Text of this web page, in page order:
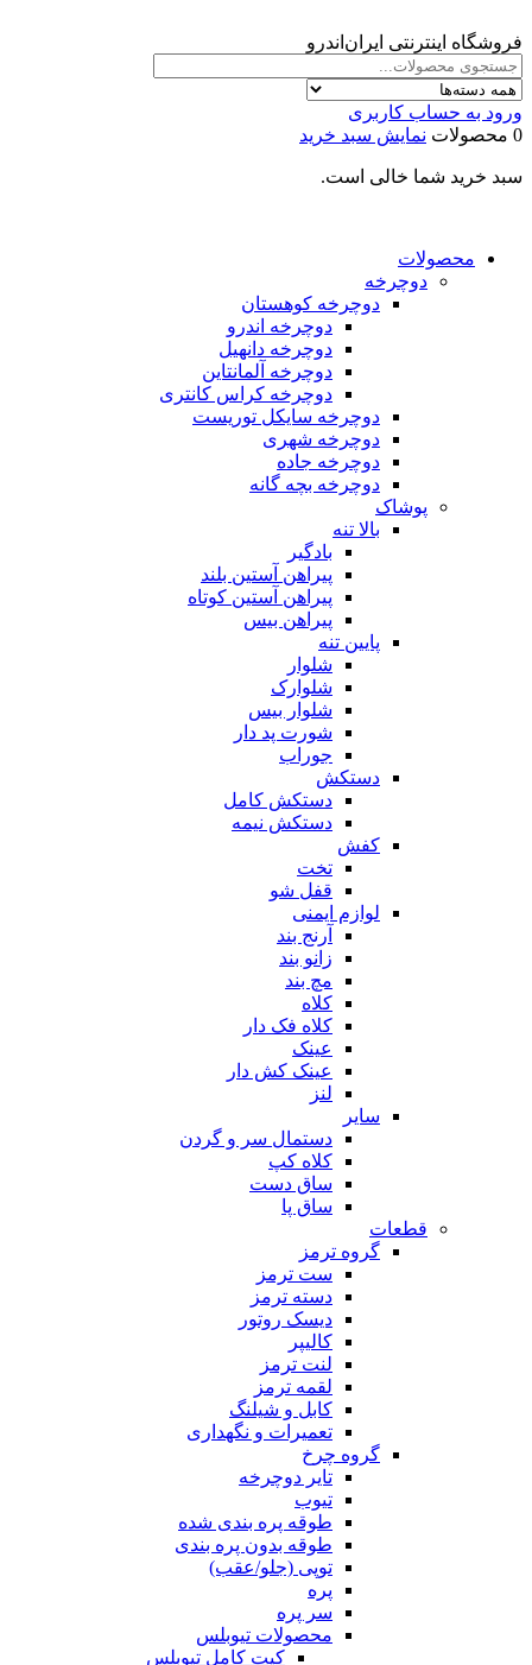
فروشگاه اینترنتی ایران‌اندرو
ورود به حساب کاربری
0 محصولات
نمایش سبد خرید
سبد خرید شما خالی است.
محصولات
دوچرخه
دوچرخه کوهستان
دوچرخه اندرو
دوچرخه دانهیل
دوچرخه آلمانتاین
دوچرخه کراس کانتری
دوچرخه سایکل توریست
دوچرخه شهری
دوچرخه جاده
دوچرخه بچه گانه
پوشاک
بالا تنه
بادگیر
پیراهن آستین بلند
پیراهن آستین کوتاه
پیراهن بیس
پایین تنه
شلوار
شلوارک
شلوار بیس
شورت پد دار
جوراب
دستکش
دستکش کامل
دستکش نیمه
کفش
تخت
قفل شو
لوازم ایمنی
آرنج بند
زانو بند
مچ بند
کلاه
کلاه فک دار
عینک
عینک کش دار
لنز
سایر
دستمال سر و گردن
کلاه کپ
ساق دست
ساق پا
قطعات
گروه ترمز
ست ترمز
دسته ترمز
دیسک روتور
کالیپر
لنت ترمز
لقمه ترمز
کابل و شیلنگ
تعمیرات و نگهداری
گروه چرخ
تایر دوچرخه
تیوب
طوقه پره بندی شده
طوقه بدون پره بندی
توپی (جلو/عقب)
پره
سر پره
محصولات تیوبلس
کیت کامل تیوبلس